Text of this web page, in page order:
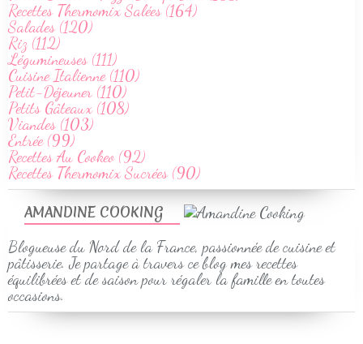
AMANDINE COOKING
Blogueuse du Nord de la France, passionnée de cuisine et
pâtisserie. Je partage à travers ce blog mes recettes
équilibrées et de saison pour régaler la famille en toutes
occasions.
Recettes Thermomix Salées (164)
Salades (120)
Riz (112)
Légumineuses (111)
Cuisine Italienne (110)
Petit-Déjeuner (110)
Petits Gâteaux (108)
Viandes (103)
Entrée (99)
Recettes Au Cookeo (92)
Recettes Thermomix Sucrées (90)